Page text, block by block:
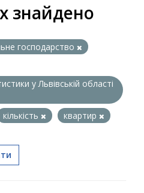
знайдено
господарство
у Львівській області
кількість
квартир